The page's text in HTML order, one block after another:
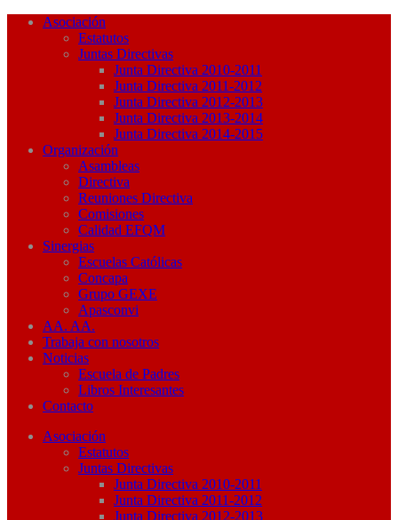
Asociación
Estatutos
Juntas Directivas
Junta Directiva 2010-2011
Junta Directiva 2011-2012
Junta Directiva 2012-2013
Junta Directiva 2013-2014
Junta Directiva 2014-2015
Organización
Asambleas
Directiva
Reuniones Directiva
Comisiones
Calidad EFQM
Sinergias
Escuelas Católicas
Concapa
Grupo GEXE
Apasconvi
AA. AA.
Trabaja con nosotros
Noticias
Escuela de Padres
Libros Interesantes
Contacto
Asociación
Estatutos
Juntas Directivas
Junta Directiva 2010-2011
Junta Directiva 2011-2012
Junta Directiva 2012-2013